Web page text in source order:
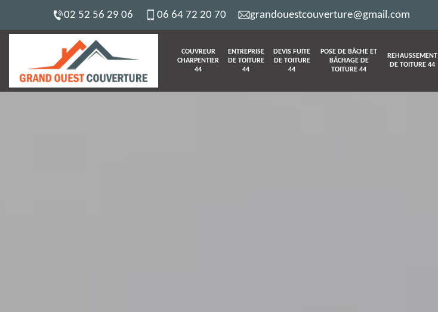
02 52 56 29 06 06 64 72 20 70 grandouestcouverture@gmail.com
COUVREUR
CHARPENTIER
44
ENTREPRISE
DE TOITURE
44
DEVIS FUITE
DE TOITURE
44
POSE DE BÂCHE ET
BÂCHAGE DE
TOITURE 44
REHAUSSEMENT
DE TOITURE 44